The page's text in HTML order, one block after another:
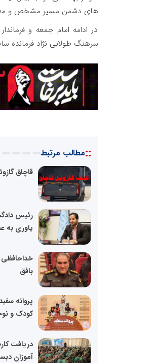
های دشمن مسیر مشخص و
در ادامه امام جمعه و
سرهنگ طولابی نژاد فرمانده
::مطالب مرتبط
قاچاق
رئیس
یاوری به
خداحافظی
بافق
پروانه
کودک و
دریافت
آموزان